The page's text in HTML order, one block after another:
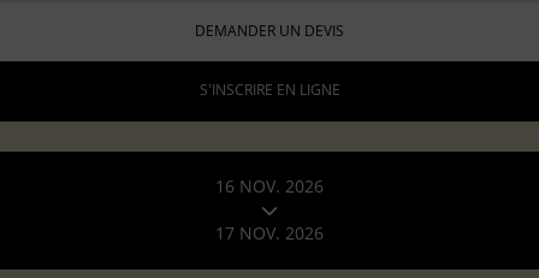
DEMANDER UN DEVIS
S'INSCRIRE EN LIGNE
16 NOV. 2026
17 NOV. 2026